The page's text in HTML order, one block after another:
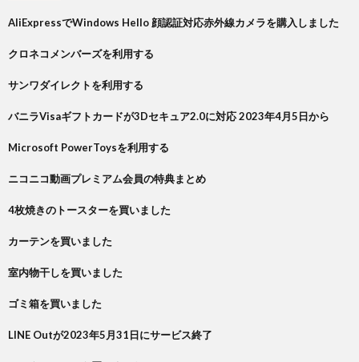
AliExpressでWindows Hello 顔認証対応赤外線カメラを購入しました
クロネコメンバーズを利用する
サンワダイレクトを利用する
バニラVisaギフトカードが3Dセキュア2.0に対応 2023年4月5日から
Microsoft PowerToysを利用する
ニコニコ動画プレミアム会員の特典まとめ
4枚焼きのトースターを買いました
カーテンを買いました
室内物干しを買いました
ゴミ箱を買いました
LINE Outが2023年5月31日にサービス終了